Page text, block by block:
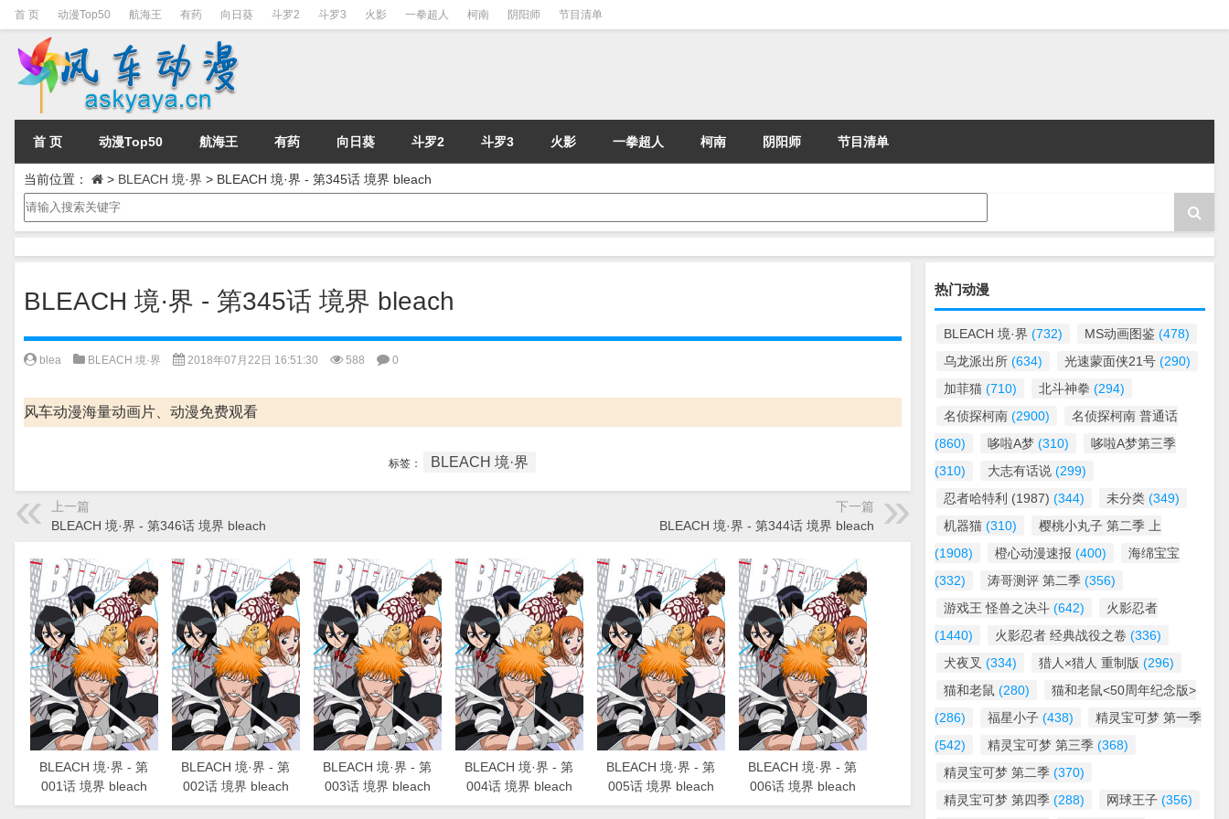
首 页 动漫Top50 航海王 有药 向日葵 斗罗2 斗罗3 火影 一拳超人 柯南 阴阳师 节目清单
首 页 动漫Top50 航海王 有药 向日葵 斗罗2 斗罗3 火影 一拳超人 柯南 阴阳师 节目清单
当前位置： > BLEACH 境·界 > BLEACH 境·界 - 第345话 境界 bleach
BLEACH 境·界 - 第345话 境界 bleach
blea BLEACH 境·界 2018年07月22日 16:51:30 588 0
风车动漫海量动画片、动漫免费观看
标签： BLEACH 境·界
上一篇
BLEACH 境·界 - 第346话 境界 bleach
下一篇
BLEACH 境·界 - 第344话 境界 bleach
BLEACH 境·界 - 第
001话 境界 bleach
BLEACH 境·界 - 第
002话 境界 bleach
BLEACH 境·界 - 第
003话 境界 bleach
BLEACH 境·界 - 第
004话 境界 bleach
BLEACH 境·界 - 第
005话 境界 bleach
BLEACH 境·界 - 第
006话 境界 bleach
热门动漫
BLEACH 境·界 (732) MS动画图鉴 (478)
乌龙派出所 (634) 光速蒙面侠21号 (290)
加菲猫 (710) 北斗神拳 (294)
名侦探柯南 (2900)
名侦探柯南 普通话
(860)
哆啦A梦 (310)
哆啦A梦第三季
(310)
大志有话说 (299)
忍者哈特利 (1987) (344) 未分类 (349)
机器猫 (310)
樱桃小丸子 第二季 上
(1908)
橙心动漫速报 (400)
海绵宝宝
(332)
涛哥测评 第二季 (356)
游戏王 怪兽之决斗 (642)
火影忍者
(1440)
火影忍者 经典战役之卷 (336)
犬夜叉 (334) 猎人×猎人 重制版 (296)
猫和老鼠 (280)
猫和老鼠<50周年纪念版>
(286)
福星小子 (438)
精灵宝可梦 第一季
(542)
精灵宝可梦 第三季 (368)
精灵宝可梦 第二季 (370)
精灵宝可梦 第四季 (288) 网球王子 (356)